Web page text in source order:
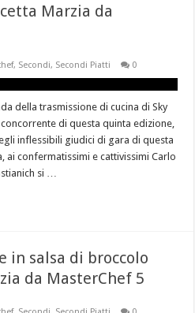
Marzia da
, Secondi, Secondi Piatti 0
della trasmissione di cucina di Sky
di questa quinta edizione,
inflessibili giudici di gara di questa
confermatissimi e cattivissimi Carlo
si …
in salsa di broccolo
da MasterChef 5